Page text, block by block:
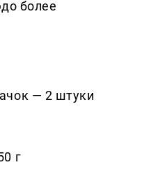
более
— 2 штуки
г